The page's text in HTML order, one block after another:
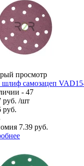
просмотр
шлиф самозацеп
- 47
руб. /шт
руб.
7.39 руб.